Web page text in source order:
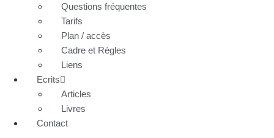
Questions fréquentes
Tarifs
Plan / accès
Cadre et Règles
Liens
Ecrits
Articles
Livres
Contact